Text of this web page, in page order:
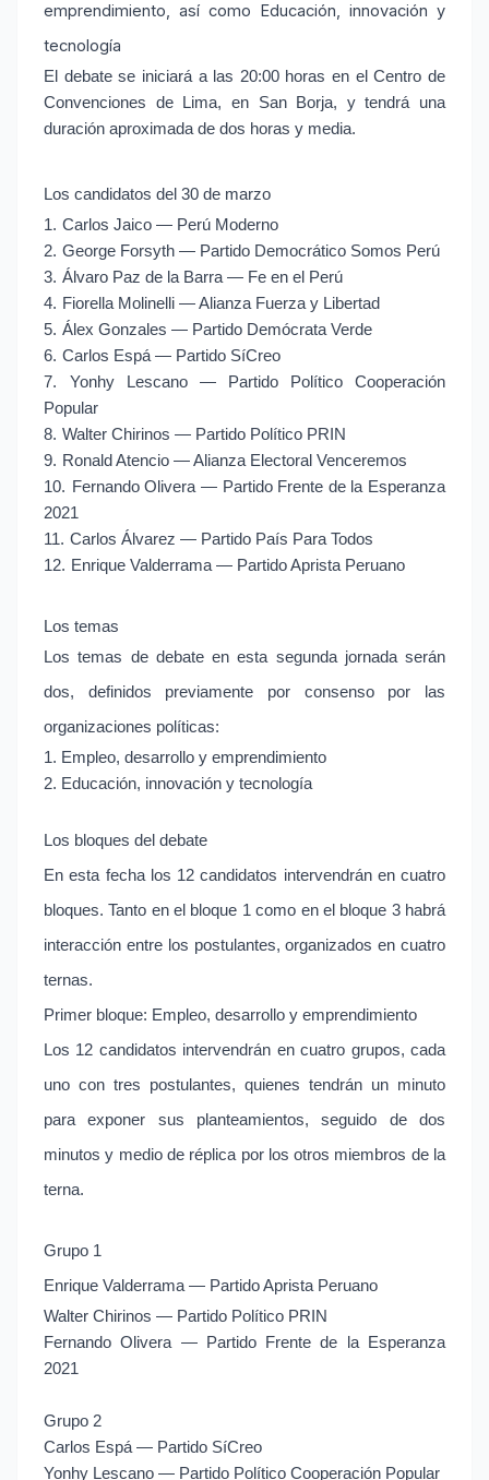
emprendimiento, así como Educación, innovación y
tecnología
El debate se iniciará a las 20:00 horas en el Centro de
Convenciones de Lima, en San Borja, y tendrá una
duración aproximada de dos horas y media.
Los candidatos del 30 de marzo
1. Carlos Jaico — Perú Moderno
2. George Forsyth — Partido Democrático Somos Perú
3. Álvaro Paz de la Barra — Fe en el Perú
4. Fiorella Molinelli — Alianza Fuerza y Libertad
5. Álex Gonzales — Partido Demócrata Verde
6. Carlos Espá — Partido SíCreo
7.
Yonhy Lescano — Partido Político Cooperación
Popular
8. Walter Chirinos — Partido Político PRIN
9. Ronald Atencio — Alianza Electoral Venceremos
10. Fernando Olivera — Partido Frente de la Esperanza
2021
11. Carlos Álvarez — Partido País Para Todos
12. Enrique Valderrama — Partido Aprista Peruano
Los temas
Los temas de debate en esta segunda jornada serán
dos, definidos previamente por consenso por las
organizaciones políticas:
1. Empleo, desarrollo y emprendimiento
2. Educación, innovación y tecnología
Los bloques del debate
En esta fecha los 12 candidatos intervendrán en cuatro
bloques. Tanto en el bloque 1 como en el bloque 3 habrá
interacción entre los postulantes, organizados en cuatro
ternas.
Primer bloque: Empleo, desarrollo y emprendimiento
Los 12 candidatos intervendrán en cuatro grupos, cada
uno con tres postulantes, quienes tendrán un minuto
para exponer sus planteamientos, seguido de dos
minutos y medio de réplica por los otros miembros de la
terna.
Grupo 1
Enrique Valderrama — Partido Aprista Peruano
Walter Chirinos — Partido Político PRIN
Fernando Olivera — Partido Frente de la Esperanza
2021
Grupo 2
Carlos Espá — Partido SíCreo
Yonhy Lescano — Partido Político Cooperación Popular